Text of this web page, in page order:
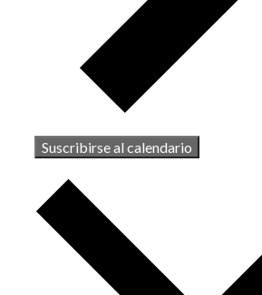
Suscribirse al calendario